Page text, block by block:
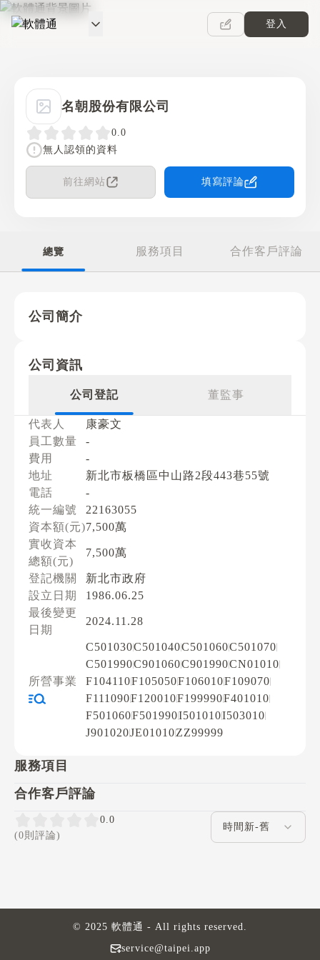
軟體通
登入
名朝股份有限公司
0.0
無人認領的資料
前往網站 填寫評論
總覽 服務項目 合作客戶評論
公司簡介
公司資訊
公司登記 董監事
代表人
康豪文
員工數量
-
費用
-
地址
新北市板橋區中山路2段443巷55號
電話
-
統一編號
22163055
資本額(元)7,500萬
實收資本
總額(元)
7,500萬
登記機關
新北市政府
設立日期
1986.06.25
最後變更
日期
2024.11.28
所營事業
C501030C501040C501060C501070
C501990C901060C901990CN01010
F104110F105050F106010F109070
F111090F120010F199990F401010
F501060F501990I501010I503010
J901020JE01010ZZ99999
服務項目
合作客戶評論
0.0
(0則評論)
評論排序
service@taipei.app
© 2025 軟體通 - All rights reserved.